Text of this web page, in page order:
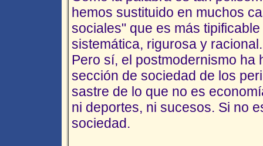
hemos sustituido en muchos
sociales" que es más
sistemática, rigurosa y racional.
Pero sí, el postmodernismo ha
sección de sociedad de los
sastre de lo que no es
ni deportes, ni sucesos. Si no
sociedad.